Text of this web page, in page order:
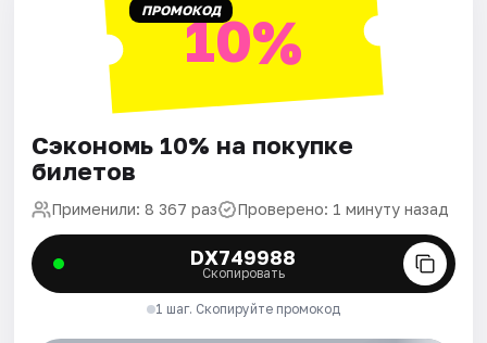
ПРОМОКОД10%
Сэкономь 10% на покупке
билетов
Применили: 8 367 раз Проверено: 1 минуту назад
DX749988
Скопировать
1 шаг. Скопируйте промокод